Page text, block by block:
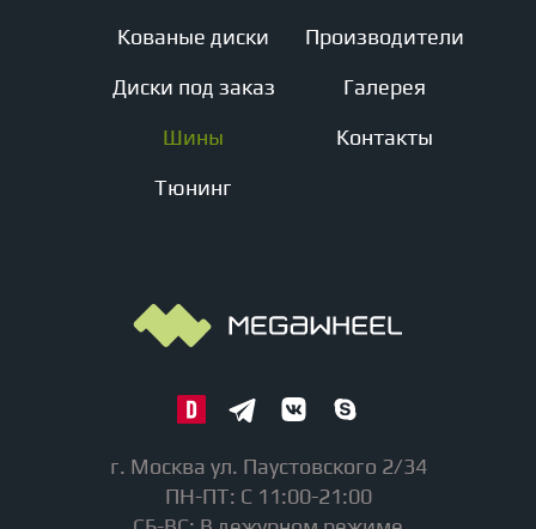
Кованые диски
Диски под заказ
Шины
Тюнинг
Производители
Галерея
Контакты
г. Москва ул. Паустовского 2/34
ПН-ПТ: С 11:00-21:00